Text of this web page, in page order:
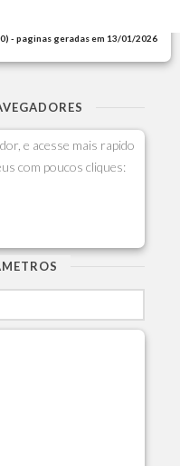
- paginas geradas em 13/01/2026
e acesse mais rapido
com poucos cliques: